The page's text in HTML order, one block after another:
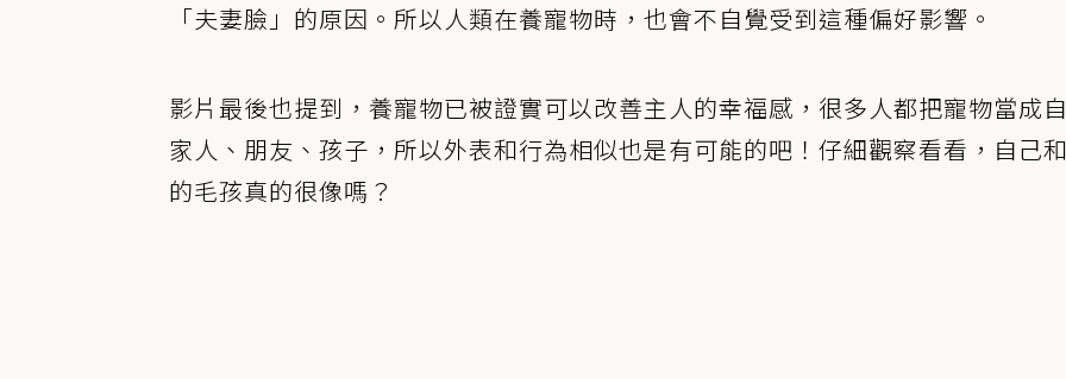
「夫妻臉」的原因。所以人類在養寵物時，也會不自覺受到這種偏好影響。
影片最後也提到，養寵物已被證實可以改善主人的幸福感，很多人都把寵物當成
家人、朋友、孩子，所以外表和行為相似也是有可能的吧！仔細觀察看看，自己
的毛孩真的很像嗎？